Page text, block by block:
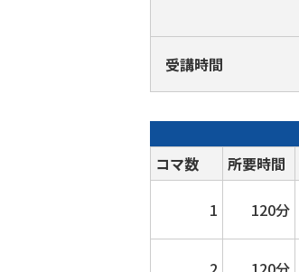
受講時間
コマ数
所要時間
1 120分